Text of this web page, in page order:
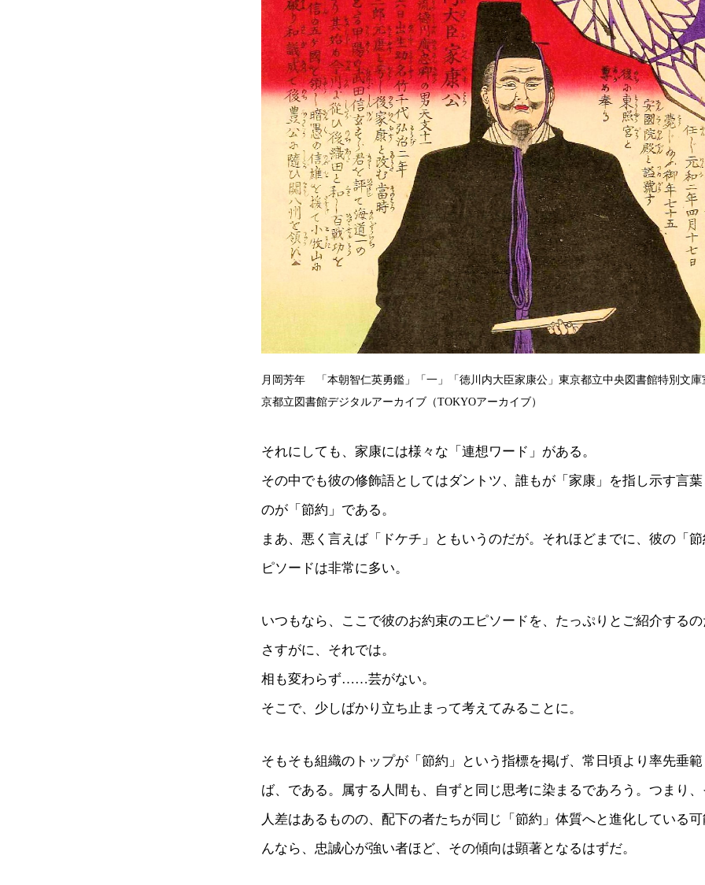
月岡芳年 「本朝智仁英勇鑑」「一」「徳川内大臣家康公」東京都立中央図書館特別文
京都立図書館デジタルアーカイブ（TOKYOアーカイブ）
それにしても、家康には様々な「連想ワード」がある。
その中でも彼の修飾語としてはダントツ、誰もが「家康」を指し示す言
のが「節約」である。
まあ、悪く言えば「ドケチ」ともいうのだが。それほどまでに、彼の「
ピソードは非常に多い。
いつもなら、ここで彼のお約束のエピソードを、たっぷりとご紹介する
さすがに、それでは。
相も変わらず……芸がない。
そこで、少しばかり立ち止まって考えてみることに。
そもそも組織のトップが「節約」という指標を掲げ、常日頃より率先垂
ば、である。属する人間も、自ずと同じ思考に染まるであろう。つまり
人差はあるものの、配下の者たちが同じ「節約」体質へと進化している
んなら、忠誠心が強い者ほど、その傾向は顕著となるはずだ。